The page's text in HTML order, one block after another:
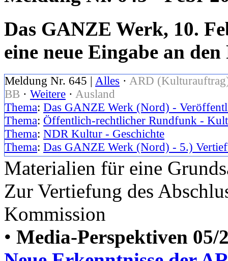
Das GANZE Werk, 10.
eine neue Eingabe an
Meldung Nr. 645 | Alles · ARD
BB · Weitere · Ausland
Thema: Das GANZE Werk (Nord) -
Thema: Öffentlich-rechtlicher Rundfunk -
Thema: NDR Kultur - Geschichte
Thema: Das GANZE Werk (Nord) - 5.)
Materialien für eine
Zur Vertiefung des
Kommission
• Media-Perspektiven 05/